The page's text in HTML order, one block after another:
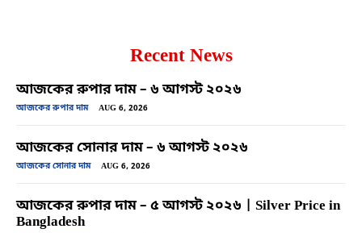
Recent News
আজকের রুপার দাম – ৬ আগস্ট ২০২৬
আজকের রুপার দাম AUG 6, 2026
আজকের সোনার দাম – ৬ আগস্ট ২০২৬
আজকের সোনার দাম AUG 6, 2026
আজকের রুপার দাম – ৫ আগস্ট ২০২৬ | Silver Price in
Bangladesh